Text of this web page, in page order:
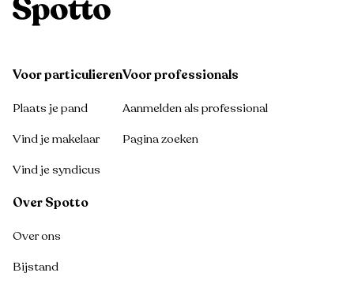
Voor particulieren
Plaats je pand
Vind je makelaar
Vind je syndicus
Voor professionals
Aanmelden als professional
Pagina zoeken
Over Spotto
Over ons
Bijstand